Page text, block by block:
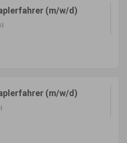
(m/w/d)
(m/w/d)